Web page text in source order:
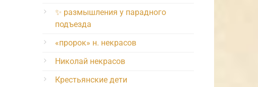
✨ размышления у парадного
подъезда
«пророк» н. некрасов
Николай некрасов
Крестьянские дети